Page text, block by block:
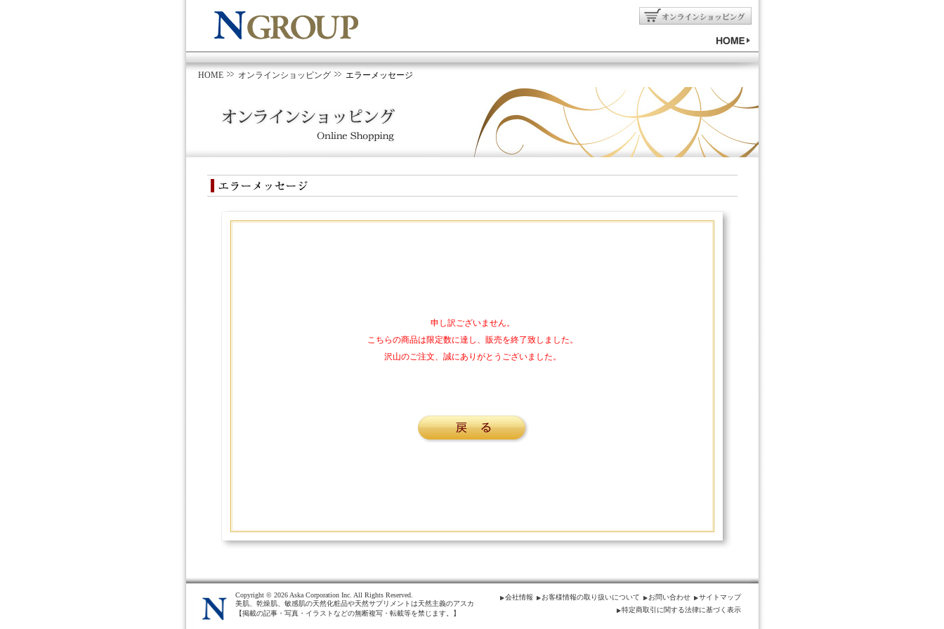
HOME オンラインショッピング エラーメッセージ
申し訳ございません。
こちらの商品は限定数に達し、販売を終了致しました。
沢山のご注文、誠にありがとうございました。
サイトマップ
お問い合わせ
お客様情報の取り扱いについて
会社情報
特定商取引に関する法律に基づく表示
Copyright © 2026 Aska Corporation Inc. All Rights Reserved.
美肌、乾燥肌、敏感肌の天然化粧品や天然サプリメントは天然主義のアスカ
【掲載の記事・写真・イラストなどの無断複写・転載等を禁じます。】